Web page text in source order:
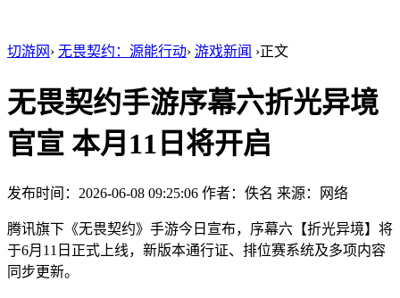
切游网 › 无畏契约：源能行动› 游戏新闻 ›正文
无畏契约手游序幕六折光异境
官宣 本月11日将开启
发布时间：2026-06-08 09:25:06 作者：佚名 来源：网络
腾讯旗下《无畏契约》手游今日宣布，序幕六【折光异境】将
于6月11日正式上线，新版本通行证、排位赛系统及多项内容
同步更新。